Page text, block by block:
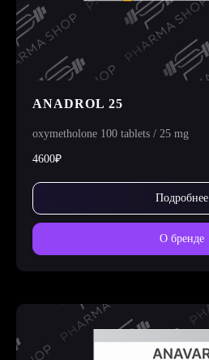
ANADROL 25
oxymetholone 100 tablets / 25 mg
4600₽
Подробнее
О бренде